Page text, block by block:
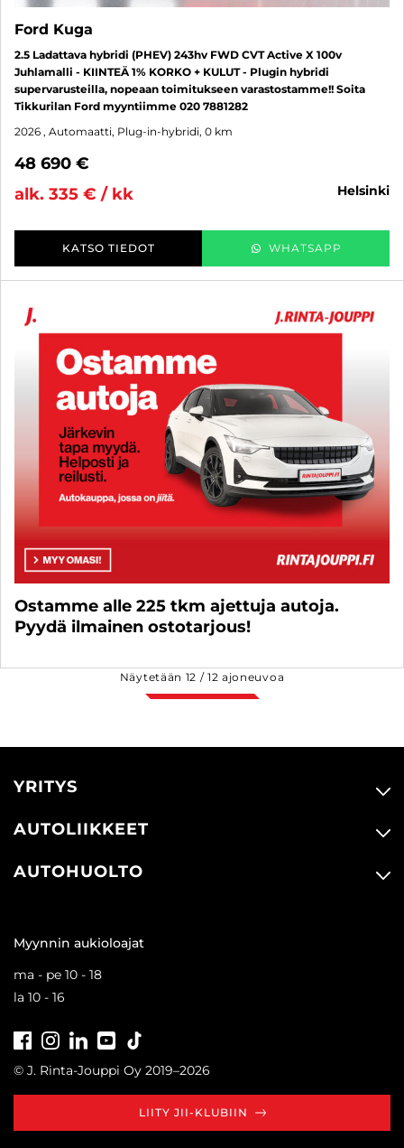
Ford Kuga
2.5 Ladattava hybridi (PHEV) 243hv FWD CVT Active X 100v
Juhlamalli - KIINTEÄ 1% KORKO + KULUT - Plugin hybridi
supervarusteilla, nopeaan toimitukseen varastostamme!! Soita
Tikkurilan Ford myyntiimme 020 7881282
2026 , Automaatti, Plug-in-hybridi, 0 km
48 690 €
alk. 335 € / kk
helsinki
KATSO TIEDOT WHATSAPP
Ostamme alle 225 tkm ajettuja autoja.
Pyydä ilmainen ostotarjous!
Näytetään 12 /12 ajoneuvoa
YRITYS
AUTOLIIKKEET
AUTOHUOLTO
Myynnin aukioloajat
ma - pe 10 - 18
la 10 - 16
FacebookInstagramLinkedInYoutube
© J. Rinta-Jouppi Oy 2019–2026
LIITY JII-KLUBIIN